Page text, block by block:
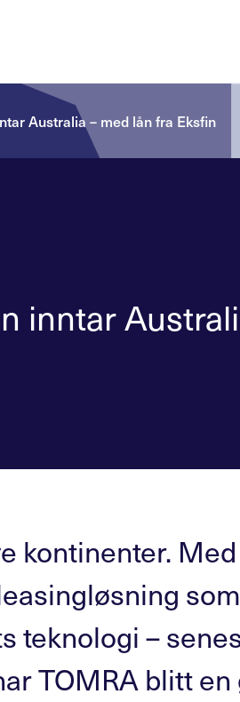
Australia – med lån fra Eksfin
inntar
kontinenter.
teknologi –
TOMRA blitt